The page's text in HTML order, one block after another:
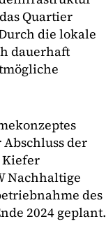
Quartier
die lokale
dauerhaft
der
Kiefer
Nachhaltige
des
2024 geplant.